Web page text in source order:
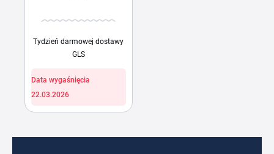
Tydzień darmowej dostawy
GLS
Data wygaśnięcia
22.03.2026